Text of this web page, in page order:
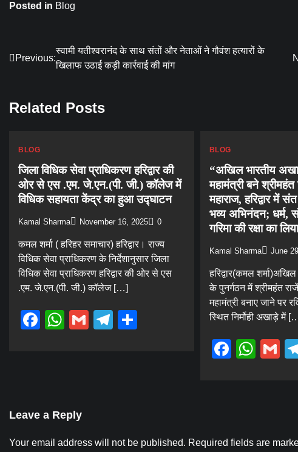
Posted in Blog
Post
Previous:
स्वामी यतीश्वरानंद के साथ संतों और नेताओं ने गौवंश हत्यारों के
खिलाफ उठाई कड़ी कार्रवाई की मांग
Related Posts
BLOG
जिला विधिक सेवा प्राधिकरण हरिद्वार की
ओर से एस .एम. जे.एन.(पी. जी.) कॉलेज में
विधिक सहायता केंद्र का हुआ उद्घाटन
Kamal Sharma November 16, 2025 0
कमल शर्मा ( हरिहर समाचार) हरिद्वार। राज्य
विधिक सेवा प्राधिकरण के निर्देशानुसार जिला
विधिक सेवा प्राधिकरण हरिद्वार की ओर से एस
.एम. जे.एन.(पी. जी.) कॉलेज […]
Facebook
WhatsApp
GmailTelegram
BLOG
“अखिल भारतीय
महामंत्री बने श्रीमहंत
महाराज, हरिद्वार में
भव्य अभिनंदन; धर्म,
गरिमा की रक्षा का
Kamal Sharma June
हरिद्वार(कमल
के पुनर्गठन में श्रीमहंत
महामंत्री बनाए जाने पर
स्थित निर्मोही अखाड़े में
Leave a Reply
Your email address will not be published. Required fields are